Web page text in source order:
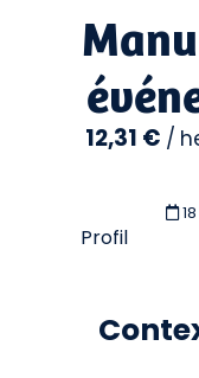
12,31 € /
Profil